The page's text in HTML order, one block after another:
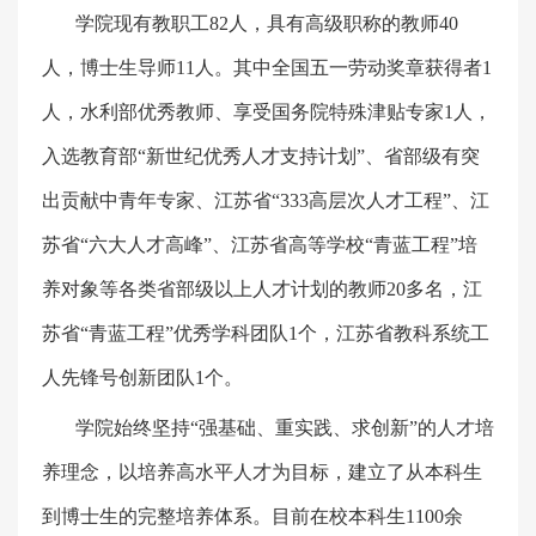
学院现有教职工82 人，具有高级职称的教师40
人，博士生导师11 人。其中全国五一劳动奖章获得者1
人，水利部优秀教师、享受国务院特殊津贴专家1 人，
入选教育部“新世纪优秀人才支持计划”、省部级有突
出贡献中青年专家、江苏省“333高层次人才工程”、江
苏省“六大人才高峰”、江苏省高等学校“青蓝工程”培
养对象等各类省部级以上人才计划的教师20多名，江
苏省“青蓝工程”优秀学科团队1个，江苏省教科系统工
人先锋号创新团队1个。
学院始终坚持“强基础、重实践、求创新”的人才培
养理念，以培养高水平人才为目标，建立了从本科生
到博士生的完整培养体系。目前在校本科生1100余